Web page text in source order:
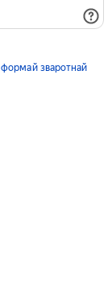
формай зваротнай